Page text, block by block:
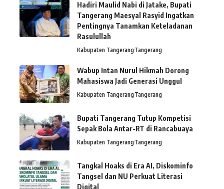
Hadiri Maulid Nabi di Jatake, Bupati
Tangerang Maesyal Rasyid Ingatkan
Pentingnya Tanamkan Keteladanan
Rasulullah
Kabupaten TangerangTangerang
Wabup Intan Nurul Hikmah Dorong
Mahasiswa Jadi Generasi Unggul
Kabupaten TangerangTangerang
Bupati Tangerang Tutup Kompetisi
Sepak Bola Antar-RT di Rancabuaya
Kabupaten TangerangTangerang
Tangkal Hoaks di Era AI, Diskominfo
Tangsel dan NU Perkuat Literasi
Digital